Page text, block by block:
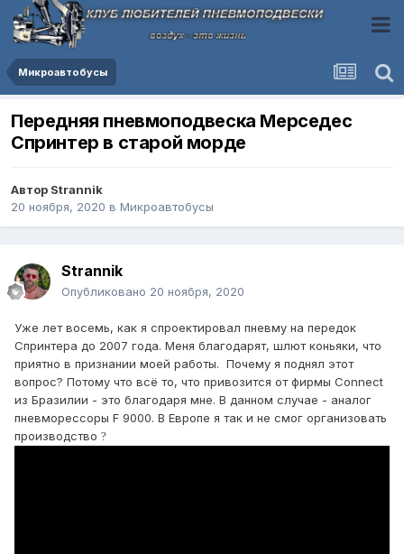
Микроавтобусы
Передняя пневмоподвеска Мерседес
Спринтер в старой морде
Автор Strannik
20 ноября, 2020 в Микроавтобусы
Strannik
Опубликовано 20 ноября, 2020
Уже лет восемь, как я спроектировал пневму на передок
Спринтера до 2007 года. Меня благодарят, шлют коньяки, что
приятно в признании моей работы. Почему я поднял этот
вопрос? Потому что всё то, что привозится от фирмы Connect
из Бразилии - это благодаря мне. В данном случае - аналог
пневморессоры F 9000. В Европе я так и не смог организовать
производство ?